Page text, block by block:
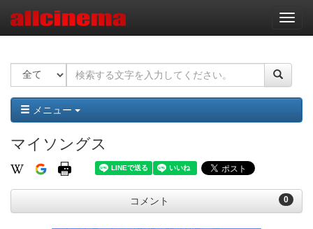
ナ
ビ
ー
ョ
ン
メニュー
マイソングス
0
コメント